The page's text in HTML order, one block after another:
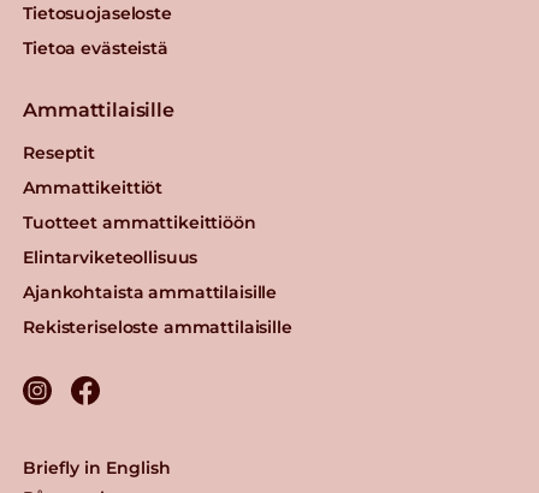
Tietosuojaseloste
Tietoa evästeistä
Ammattilaisille
Reseptit
Ammattikeittiöt
Tuotteet ammattikeittiöön
Elintarviketeollisuus
Ajankohtaista ammattilaisille
Rekisteriseloste ammattilaisille
Briefly in English